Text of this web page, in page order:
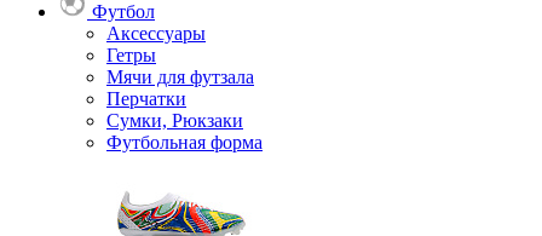
Футбол
Аксессуары
Гетры
Мячи для футзала
Перчатки
Сумки, Рюкзаки
Футбольная форма